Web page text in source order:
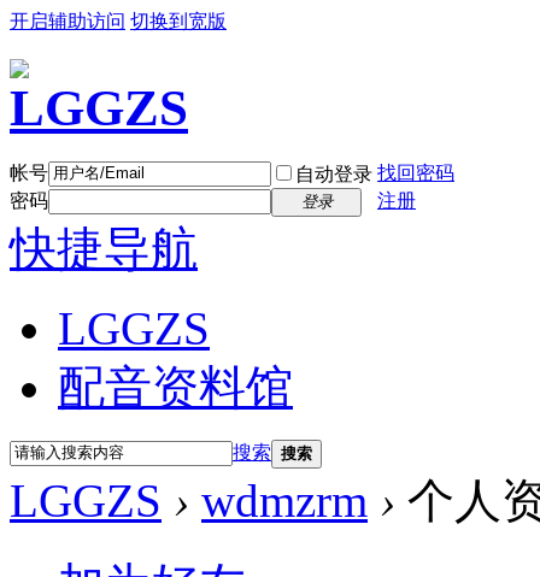
开启辅助访问 切换到宽版
帐号 自动登录 找回密码
密码
登录 注册
快捷导航
LGGZS
配音资料馆
搜索 搜索
LGGZS › wdmzrm › 个人